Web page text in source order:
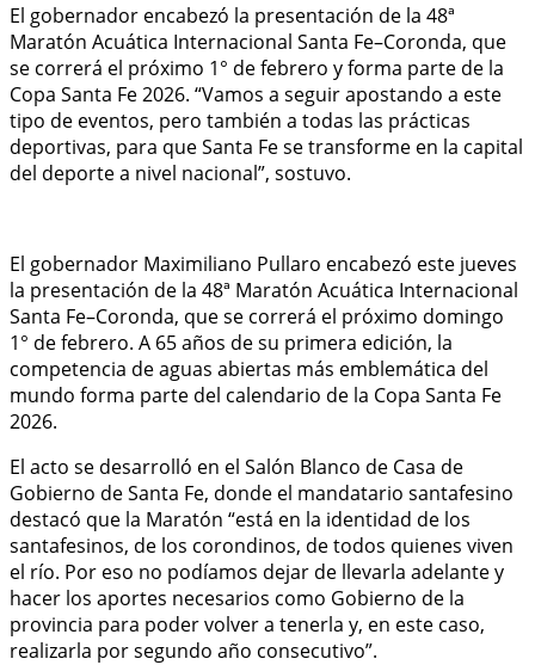
El gobernador encabezó la presentación de la 48ª
Maratón Acuática Internacional Santa Fe–Coronda, que
se correrá el próximo 1° de febrero y forma parte de la
Copa Santa Fe 2026. “Vamos a seguir apostando a este
tipo de eventos, pero también a todas las prácticas
deportivas, para que Santa Fe se transforme en la capital
del deporte a nivel nacional”, sostuvo.
El gobernador Maximiliano Pullaro encabezó este jueves
la presentación de la 48ª Maratón Acuática Internacional
Santa Fe–Coronda, que se correrá el próximo domingo
1° de febrero. A 65 años de su primera edición, la
competencia de aguas abiertas más emblemática del
mundo forma parte del calendario de la Copa Santa Fe
2026.
El acto se desarrolló en el Salón Blanco de Casa de
Gobierno de Santa Fe, donde el mandatario santafesino
destacó que la Maratón “está en la identidad de los
santafesinos, de los corondinos, de todos quienes viven
el río. Por eso no podíamos dejar de llevarla adelante y
hacer los aportes necesarios como Gobierno de la
provincia para poder volver a tenerla y, en este caso,
realizarla por segundo año consecutivo”.